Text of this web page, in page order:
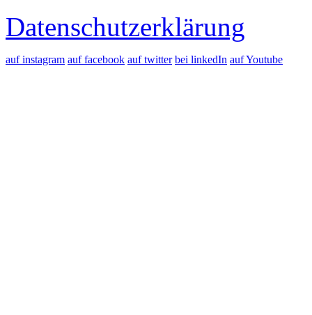
Datenschutzerklärung
auf instagram auf facebook auf twitter bei linkedIn auf Youtube